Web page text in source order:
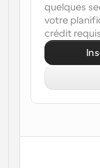
Flux de
Blog
Restez à
jour
quelques
votre
crédit